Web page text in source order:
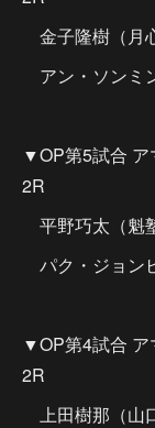
金子隆樹（月
アン・ソンミ
▼OP第5試合 ア
2R
平野巧太（魁
パク・ジョン
▼OP第4試合 ア
2R
上田樹那（山